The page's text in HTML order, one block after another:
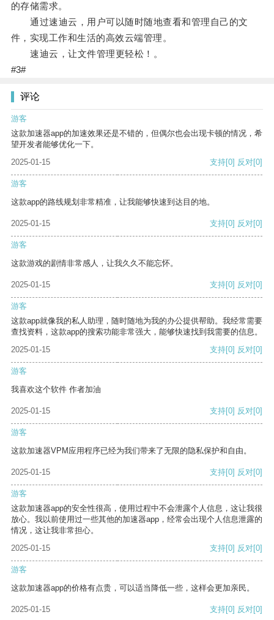
的存储需求。
通过速迪云，用户可以随时随地查看和管理自己的文
件，实现工作和生活的高效云端管理。
速迪云，让文件管理更轻松！。
#3#
评论
游客
这款加速器app的加速效果还是不错的，但偶尔也会出现卡顿的情况，希
望开发者能够优化一下。
2025-01-15
支持[0] 反对[0]
游客
这款app的路线规划非常精准，让我能够快速到达目的地。
2025-01-15 支持[0] 反对[0]
游客
这款游戏的剧情非常感人，让我久久不能忘怀。
2025-01-15 支持[0] 反对[0]
游客
这款app就像我的私人助理，随时随地为我的办公提供帮助。我经常需要
查找资料，这款app的搜索功能非常强大，能够快速找到我需要的信息。
2025-01-15
支持[0] 反对[0]
游客
我喜欢这个软件 作者加油
2025-01-15 支持[0] 反对[0]
游客
这款加速器VPM应用程序已经为我们带来了无限的隐私保护和自由。
2025-01-15 支持[0] 反对[0]
游客
这款加速器app的安全性很高，使用过程中不会泄露个人信息，这让我很
放心。我以前使用过一些其他的加速器app，经常会出现个人信息泄露的
情况，这让我非常担心。
2025-01-15
支持[0] 反对[0]
游客
这款加速器app的价格有点贵，可以适当降低一些，这样会更加亲民。
2025-01-15 支持[0] 反对[0]